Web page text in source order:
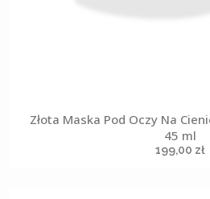
Złota Maska Pod Oczy Na
45 ml
199,00 zł